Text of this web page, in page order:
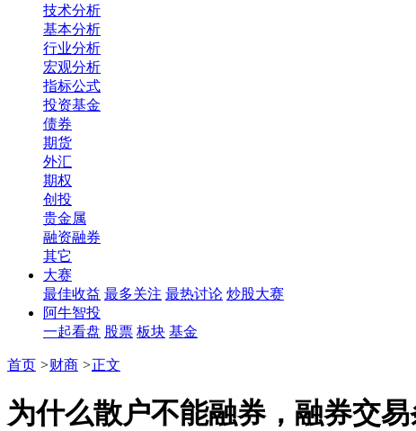
技术分析
基本分析
行业分析
宏观分析
指标公式
投资基金
债券
期货
外汇
期权
创投
贵金属
融资融券
其它
大赛
最佳收益 最多关注 最热讨论 炒股大赛
阿牛智投
一起看盘 股票 板块 基金
首页 >财商 >正文
为什么散户不能融券，融券交